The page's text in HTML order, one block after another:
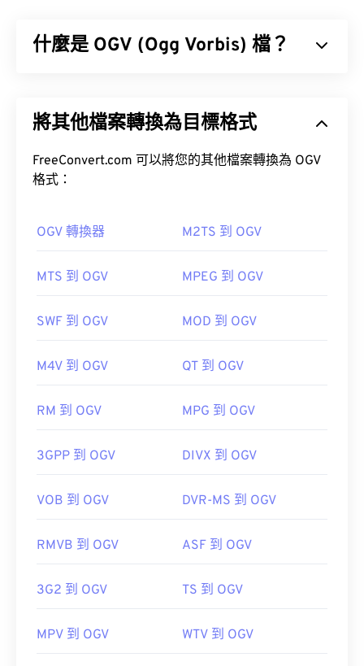
於管理和儲存的檔案。它也是一種流行的影片格式，
如何開啟 MP4 檔案？
MP4 檔案會在作業系統的預設視訊播放器中開啟。
Windows Player 中開
型可能會出現問題。 MP4 是一種包含各種資料的容
料（音訊或視訊編解碼器）與裝置的作業系統不相
VLC 媒體播放器
標準：ISO/IEC 14496
實用連結：
4.html
什麼是 OGV (Ogg Vorbis) 檔？
碼器家族的一部分，由非營利組織Xiph.Org 基金會
分複用 (TDM)音訊、視訊、文字（字幕）和元資
料。
如何開啟 OGV 檔案？
VLC 媒體播放器 是開啟 OGV 檔案的最佳選擇。
Winamp Elmedia
OGV 可以在Windows Media PlayerWindows Media
href="https://www.xiph.org/dshow/">DirectShow
DirectShow 的，則無需此過濾器。
開發者： Xiph.Org 基金會
將其他檔案轉換為目標格式
FreeConvert.com 可以將您的其他檔案轉換為 OGV
格式：
OGV 轉換器 M2TS 到 OGV
MTS 到 OGV MPEG 到 OGV
SWF 到 OGV MOD 到 OGV
M4V 到 OGV QT 到 OGV
RM 到 OGV MPG 到 OGV
3GPP 到 OGV DIVX 到 OGV
VOB 到 OGV DVR-MS 到 OGV
RMVB 到 OGV ASF 到 OGV
3G2 到 OGV TS 到 OGV
MPV 到 OGV WTV 到 OGV